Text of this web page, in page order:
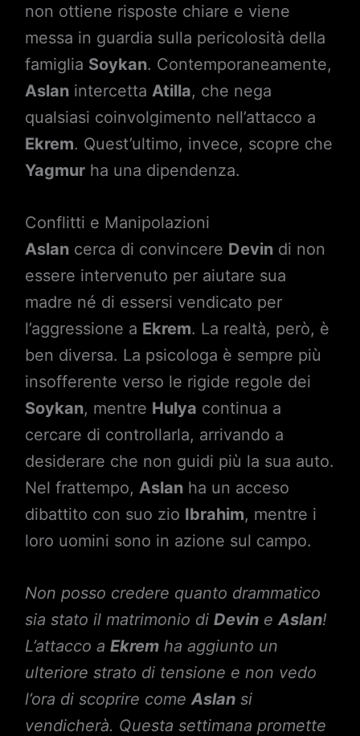
non ottiene risposte chiare e viene
messa in guardia sulla pericolosità della
famiglia Soykan. Contemporaneamente,
Aslanintercetta Atilla, che nega
qualsiasi coinvolgimento nell’attacco a
Ekrem. Quest’ultimo, invece, scopre che
Yagmurha una dipendenza.
Conflitti e Manipolazioni
Aslancerca di convincere Devindi non
essere intervenuto per aiutare sua
madre né di essersi vendicato per
l’aggressione a Ekrem. La realtà, però, è
ben diversa. La psicologa è sempre più
insofferente verso le rigide regole dei
Soykan, mentre Hulya continua a
cercare di controllarla, arrivando a
desiderare che non guidi più la sua auto.
Nel frattempo, Aslanha un acceso
dibattito con suo zio Ibrahim, mentre i
loro uomini sono in azione sul campo.
Non posso credere quanto drammatico
sia stato il matrimonio di Devine Aslan!
L’attacco a Ekremha aggiunto un
ulteriore strato di tensione e non vedo
l’ora di scoprire come Aslansi
vendicherà. Questa settimana promette